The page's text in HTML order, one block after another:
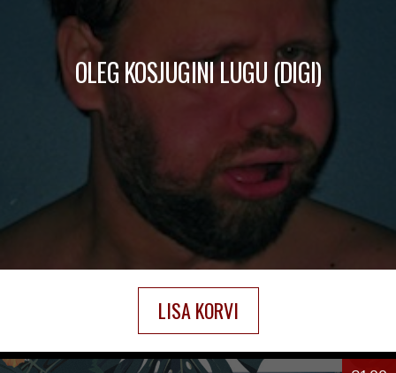
OLEG KOSJUGINI LUGU (DIGI)
LISA KORVI